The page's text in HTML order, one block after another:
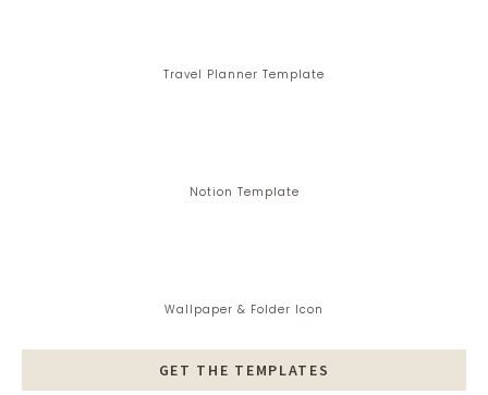
Travel Planner Template
Notion Template
Wallpaper & Folder Icon
GET THE TEMPLATES